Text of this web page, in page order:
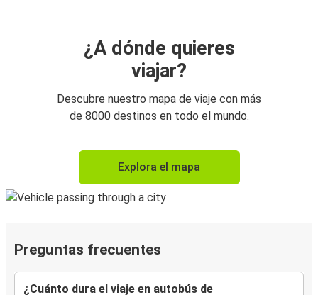
¿A dónde quieres
viajar?
Descubre nuestro mapa de viaje con más
de 8000 destinos en todo el mundo.
Explora el mapa
Preguntas frecuentes
¿Cuánto dura el viaje en autobús de